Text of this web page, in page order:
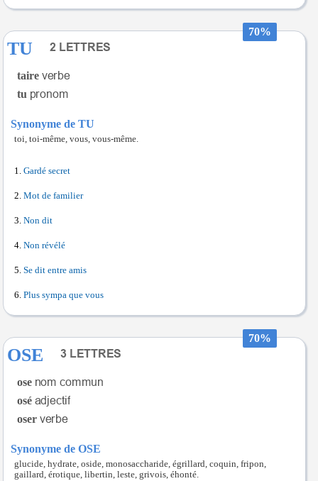
70%
TU
taire
tu
Synonyme de TU
toi, toi-même, vous, vous-même.
Gardé secret
Mot de familier
Non dit
Non révélé
Se dit entre amis
Plus sympa que vous
70%
OSE
ose
osé
oser
Synonyme de OSE
glucide, hydrate, oside, monosaccharide, égrillard, coquin, fripon,
gaillard, érotique, libertin, leste, grivois, éhonté.